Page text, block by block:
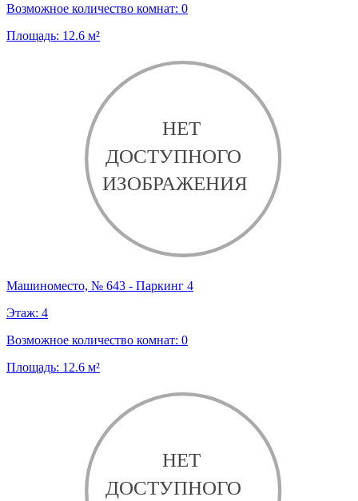
Возможное количество комнат: 0
Площадь: 12.6 м²
Машиноместо, № 643 - Паркинг 4
Этаж: 4
Возможное количество комнат: 0
Площадь: 12.6 м²